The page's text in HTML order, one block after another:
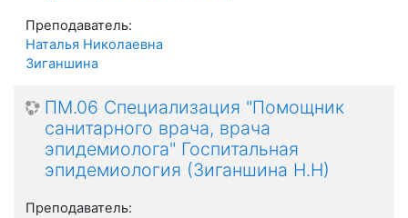
Преподаватель:
Наталья Николаевна
Зиганшина
ПМ.06 Специализация "Помощник
санитарного врача, врача
эпидемиолога" Госпитальная
эпидемиология (Зиганшина Н.Н)
Преподаватель: